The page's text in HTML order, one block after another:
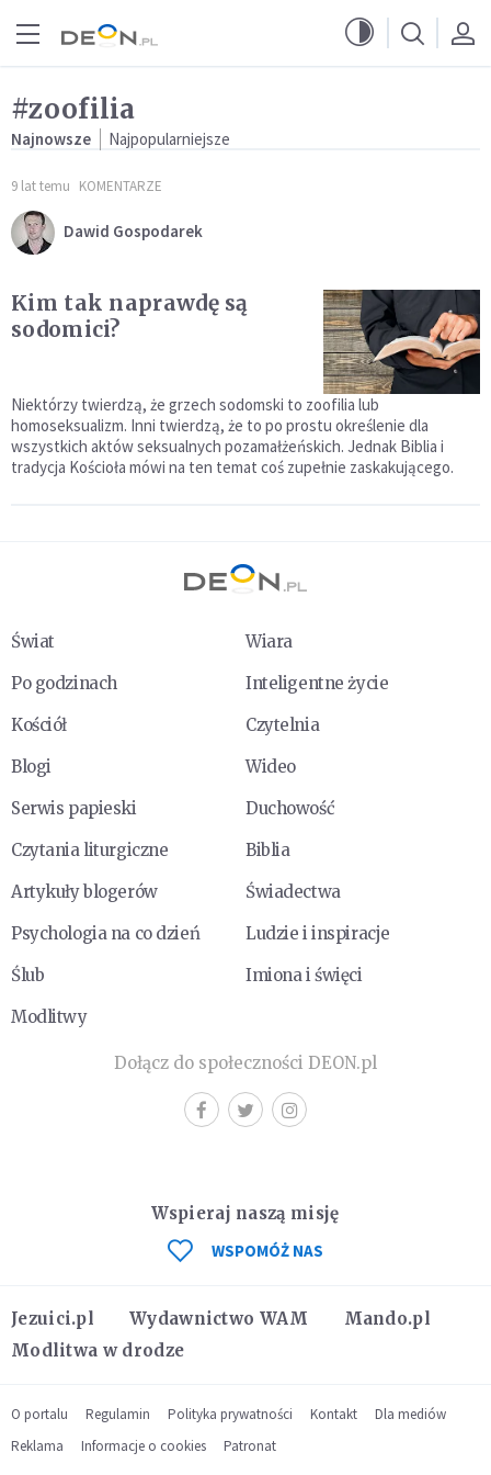
#zoofilia
Najnowsze Najpopularniejsze
9 lat temu KOMENTARZE
Dawid Gospodarek
Kim tak naprawdę są
sodomici?
Niektórzy twierdzą, że grzech sodomski to zoofilia lub
homoseksualizm. Inni twierdzą, że to po prostu określenie dla
wszystkich aktów seksualnych pozamałżeńskich. Jednak Biblia i
tradycja Kościoła mówi na ten temat coś zupełnie zaskakującego.
Świat
Wiara
Po godzinach
Inteligentne życie
Kościół
Czytelnia
Blogi
Wideo
Serwis papieski
Duchowość
Czytania liturgiczne
Biblia
Artykuły blogerów
Świadectwa
Psychologia na co dzień
Ludzie i inspiracje
Ślub
Imiona i święci
Modlitwy
Dołącz do społeczności DEON.pl
Jezuici.pl Wydawnictwo WAM
Mando.pl
Modlitwa w drodze
Wspieraj naszą misję
WSPOMÓŻ NAS
O portalu Regulamin Polityka prywatności Kontakt
Dla mediów
Reklama
Informacje o cookies Patronat